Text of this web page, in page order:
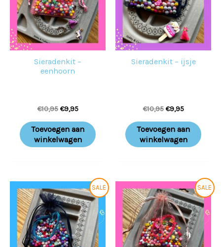
Sieradenkit –
eenhoorn
€10,95 €9,95
Toevoegen aan
winkelwagen
Sieradenkit – ijsje
€10,95 €9,95
Toevoegen aan
winkelwagen
SALE
Oorspronkelijke
prijs
was:
€10,95.
Huidige
prijs
is:
€9,95.
SALE
Oorspronkelijke
prijs
was:
€10,95.
Huidige
prijs
is:
€9,95.